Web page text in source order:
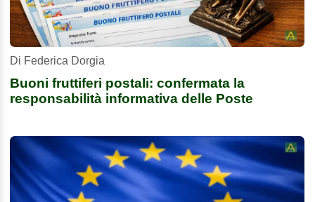
Di Federica Dorgia
Buoni fruttiferi postali: confermata la
responsabilità informativa delle Poste